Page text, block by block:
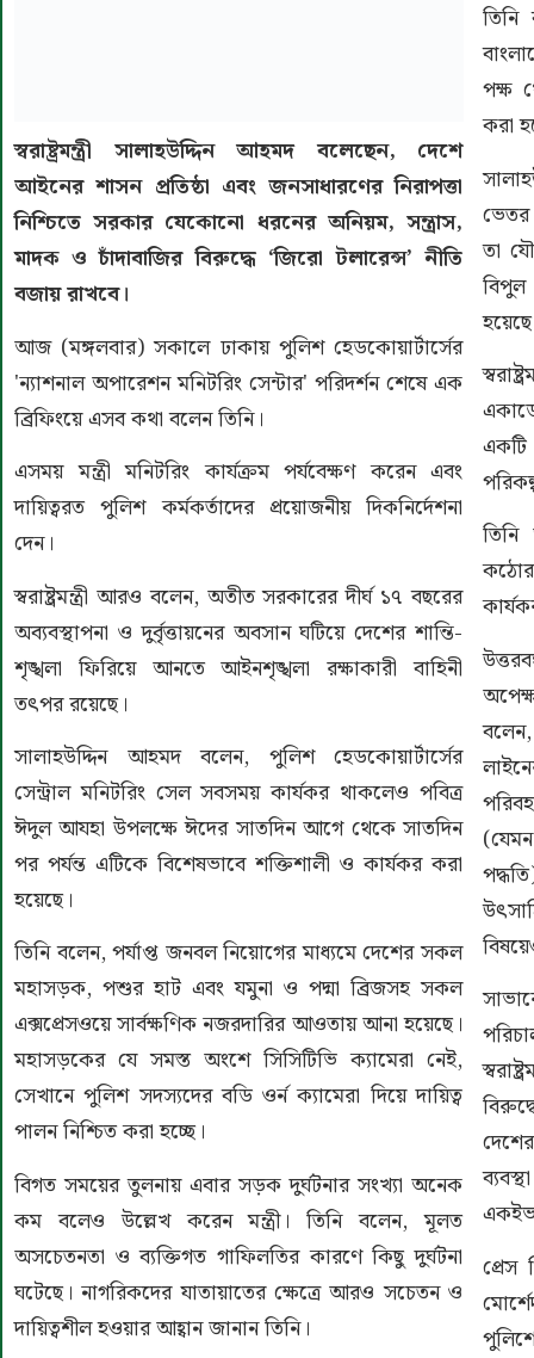
স্বরাষ্ট্রমন্ত্রী সালাহউদ্দিন আহমদ বলেছেন, দেশে
আইনের শাসন প্রতিষ্ঠা এবং জনসাধারণের নিরাপত্তা
নিশ্চিতে সরকার যেকোনো ধরনের অনিয়ম, সন্ত্রাস,
মাদক ও চাঁদাবাজির বিরুদ্ধে ‘জিরো টলারেন্স’ নীতি
বজায় রাখবে।
আজ (মঙ্গলবার) সকালে ঢাকায় পুলিশ হেডকোয়ার্টার্সের
'ন্যাশনাল অপারেশন মনিটরিং সেন্টার' পরিদর্শন শেষে এক
ব্রিফিংয়ে এসব কথা বলেন তিনি।
এসময় মন্ত্রী মনিটরিং কার্যক্রম পর্যবেক্ষণ করেন এবং
দায়িত্বরত পুলিশ কর্মকর্তাদের প্রয়োজনীয় দিকনির্দেশনা
দেন।
স্বরাষ্ট্রমন্ত্রী আরও বলেন, অতীত সরকারের দীর্ঘ ১৭ বছরের
অব্যবস্থাপনা ও দুর্বৃত্তায়নের অবসান ঘটিয়ে দেশের শান্তি-
শৃঙ্খলা ফিরিয়ে আনতে আইনশৃঙ্খলা রক্ষাকারী বাহিনী
তৎপর রয়েছে।
সালাহউদ্দিন আহমদ বলেন, পুলিশ হেডকোয়ার্টার্সের
সেন্ট্রাল মনিটরিং সেল সবসময় কার্যকর থাকলেও পবিত্র
ঈদুল আযহা উপলক্ষে ঈদের সাতদিন আগে থেকে সাতদিন
পর পর্যন্ত এটিকে বিশেষভাবে শক্তিশালী ও কার্যকর করা
হয়েছে।
তিনি বলেন, পর্যাপ্ত জনবল নিয়োগের মাধ্যমে দেশের সকল
মহাসড়ক, পশুর হাট এবং যমুনা ও পদ্মা ব্রিজসহ সকল
এক্সপ্রেসওয়ে সার্বক্ষণিক নজরদারির আওতায় আনা হয়েছে।
মহাসড়কের যে সমস্ত অংশে সিসিটিভি ক্যামেরা নেই,
সেখানে পুলিশ সদস্যদের বডি ওর্ন ক্যামেরা দিয়ে দায়িত্ব
পালন নিশ্চিত করা হচ্ছে।
বিগত সময়ের তুলনায় এবার সড়ক দুর্ঘটনার সংখ্যা অনেক
কম বলেও উল্লেখ করেন মন্ত্রী। তিনি বলেন, মূলত
অসচেতনতা ও ব্যক্তিগত গাফিলতির কারণে কিছু দুর্ঘটনা
ঘটেছে। নাগরিকদের যাতায়াতের ক্ষেত্রে আরও সচেতন ও
দায়িত্বশীল হওয়ার আহ্বান জানান তিনি।
পক্ষ
করা
ভেতর
তা
বিপুল
একটি
প্রেস